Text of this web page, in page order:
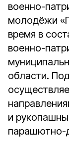
военно-
молодёжи
время в
военно-
области.
и
парашютно-